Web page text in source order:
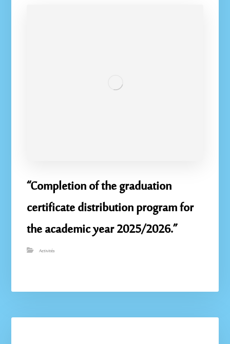
“Completion of the graduation
certificate distribution program for
the academic year 2025/2026.”
Activités